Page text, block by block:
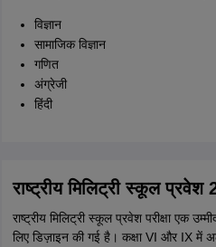
विज्ञान
सामाजिक विज्ञान
गणित
अंग्रेजी
हिंदी
राष्ट्रीय मिलिट्री स्कूल प्रवेश
राष्ट्रीय मिलिट्री स्कूल प्रवेश परीक्षा एक
लिए डिज़ाइन की गई है। कक्षा VI और IX में